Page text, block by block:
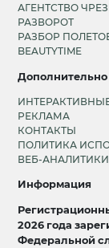
АГЕНТСТВО
РАЗВОРОТ
РАЗБОР
BEAUTYTIME
Дополнительно
РЕКЛАМА
КОНТАКТЫ
ПОЛИТИКА
ВЕБ-АНАЛИТИКИ
Информация
2026 года
Федеральной